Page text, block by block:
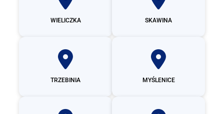
WIELICZKA SKAWINA
TRZEBINIA MYŚLENICE